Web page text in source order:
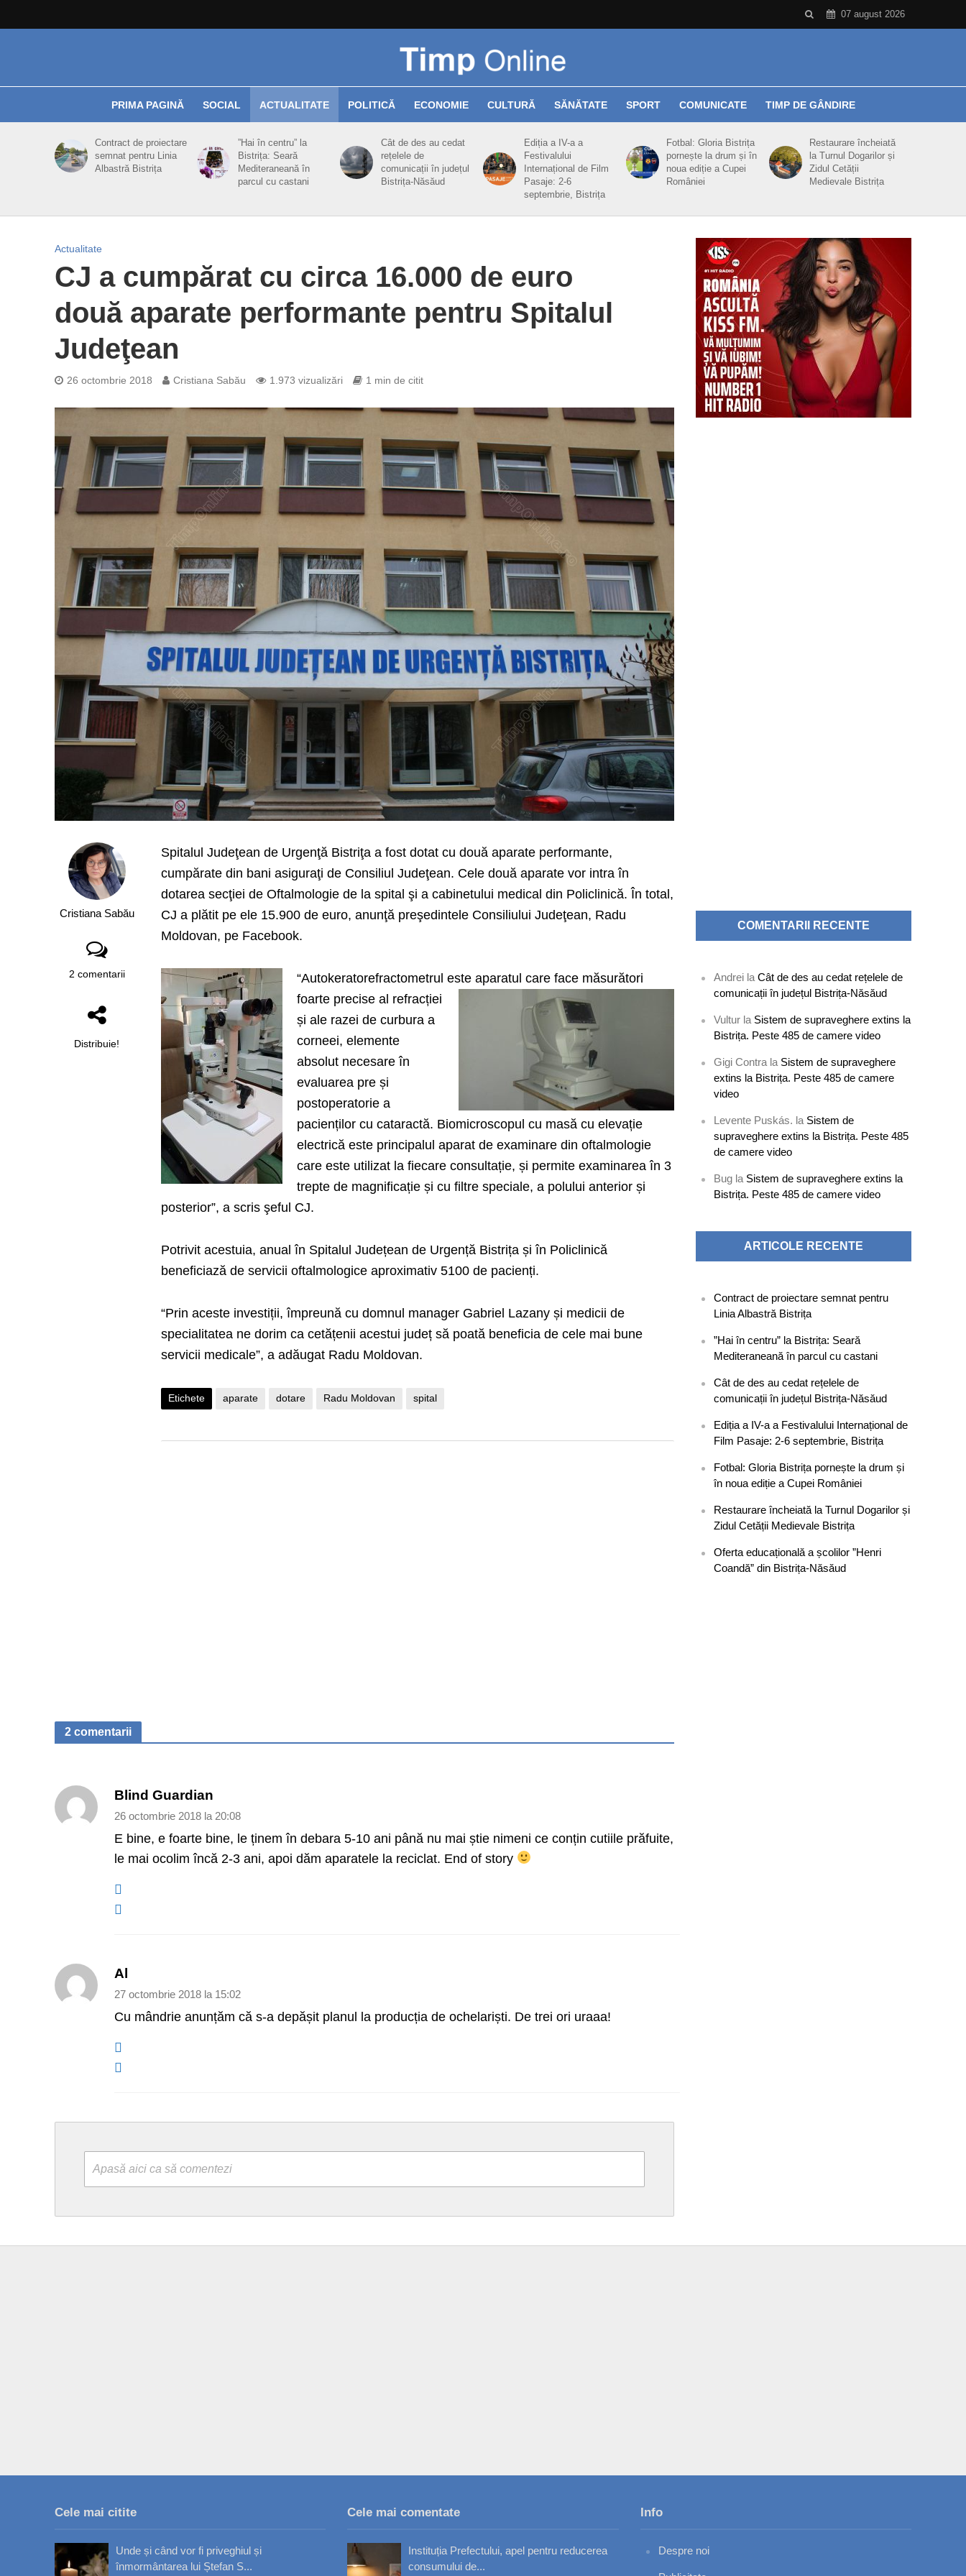
07 august 2026
PRIMA PAGINĂ SOCIAL ACTUALITATE POLITICĂ ECONOMIE CULTURĂ SĂNĂTATE SPORT COMUNICATE TIMP DE GÂNDIRE
Contract de proiectare
semnat pentru Linia
Albastră Bistrița
”Hai în centru” la
Bistrița: Seară
Mediteraneană în
parcul cu castani
Cât de des au cedat
rețelele de
comunicații în județul
Bistrița-Năsăud
Ediția a IV-a a
Festivalului
Internațional de Film
Pasaje: 2-6
septembrie, Bistrița
Fotbal: Gloria Bistrița
pornește la drum și în
noua ediție a Cupei
României
Restaurare încheiată
la Turnul Dogarilor și
Zidul Cetății
Medievale Bistrița
Actualitate
CJ a cumpărat cu circa 16.000 de euro
două aparate performante pentru Spitalul
Judeţean
26 octombrie 2018 Cristiana Sabău 1.973 vizualizări 1 min de citit
Cristiana Sabău
2 comentarii
Distribuie!
Spitalul Judeţean de Urgenţă Bistriţa a fost dotat cu două aparate performante,
cumpărate din bani asiguraţi de Consiliul Judeţean. Cele două aparate vor intra în
dotarea secţiei de Oftalmologie de la spital şi a cabinetului medical din Policlinică. În total,
CJ a plătit pe ele 15.900 de euro, anunţă preşedintele Consiliului Judeţean, Radu
Moldovan, pe Facebook.
“Autokeratorefractometrul este aparatul care face măsurători
foarte precise al refracției
și ale razei de curbura a
corneei, elemente
absolut necesare în
evaluarea pre și
postoperatorie a
pacienților cu cataractă. Biomicroscopul cu masă cu elevație
electrică este principalul aparat de examinare din oftalmologie
care este utilizat la fiecare consultație, și permite examinarea în 3
trepte de magnificație și cu filtre speciale, a polului anterior și
posterior”, a scris şeful CJ.
Potrivit acestuia, anual în Spitalul Județean de Urgență Bistrița și în Policlinică
beneficiază de servicii oftalmologice aproximativ 5100 de pacienți.
“Prin aceste investiții, împreună cu domnul manager Gabriel Lazany și medicii de
specialitatea ne dorim ca cetățenii acestui județ să poată beneficia de cele mai bune
servicii medicale”, a adăugat Radu Moldovan.
Etichete aparate dotare Radu Moldovan spital
2 comentarii
Blind Guardian
26 octombrie 2018 la 20:08
E bine, e foarte bine, le ținem în debara 5-10 ani până nu mai știe nimeni ce conțin cutiile prăfuite,
le mai ocolim încă 2-3 ani, apoi dăm aparatele la reciclat. End of story
Al
27 octombrie 2018 la 15:02
Cu mândrie anunțăm că s-a depășit planul la producția de ochelariști. De trei ori uraaa!
Apasă aici ca să comentezi
COMENTARII RECENTE
Andrei laCât de des au cedat rețelele de
comunicații în județul Bistrița-Năsăud
Vultur la Sistem de supraveghere extins la
Bistrița. Peste 485 de camere video
Gigi Contra la Sistem de supraveghere
extins la Bistrița. Peste 485 de camere
video
Levente Puskás. la Sistem de
supraveghere extins la Bistrița. Peste 485
de camere video
Bug la Sistem de supraveghere extins la
Bistrița. Peste 485 de camere video
ARTICOLE RECENTE
Contract de proiectare semnat pentru
Linia Albastră Bistrița
”Hai în centru” la Bistrița: Seară
Mediteraneană în parcul cu castani
Cât de des au cedat rețelele de
comunicații în județul Bistrița-Năsăud
Ediția a IV-a a Festivalului Internațional de
Film Pasaje: 2-6 septembrie, Bistrița
Fotbal: Gloria Bistrița pornește la drum și
în noua ediție a Cupei României
Restaurare încheiată la Turnul Dogarilor și
Zidul Cetății Medievale Bistrița
Oferta educațională a școlilor ”Henri
Coandă” din Bistrița-Năsăud
Cele mai citite
Unde și când vor fi priveghiul și
înmormântarea lui Ștefan S...
Cele mai comentate
Instituția Prefectului, apel pentru reducerea
consumului de...
Info
Despre noi